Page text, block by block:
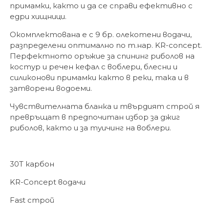
примамки, както и да се справи ефективно с
едри хищници.
Окомплектована е с 9 бр. олекотени водачи,
разпределени оптимално по т.нар. KR-concept.
Перфектното оръжие за спининг риболов на
костур и речен кефал с воблери, блесни и
силиконови примамки както в реки, така и в
затворени водоеми.
Чувствителната бланка и твърдият строй я
превръщат в предпочитан избор за джиг
риболов, както и за туичинг на воблери.
30T карбон
KR-Concept водачи
Fast строй